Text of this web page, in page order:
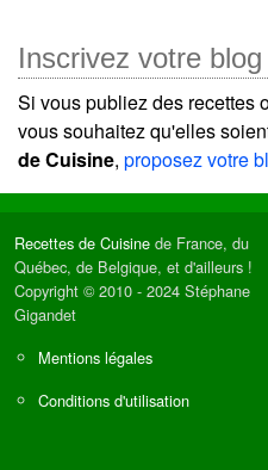
Inscrivez votre blog
Si vous publiez des recettes
vous souhaitez qu'elles
de Cuisine, proposez votre
Recettes de Cuisine de France, du
Québec, de Belgique, et d'ailleurs !
Copyright © 2010 - 2024 Stéphane
Gigandet
Mentions légales
Conditions d'utilisation